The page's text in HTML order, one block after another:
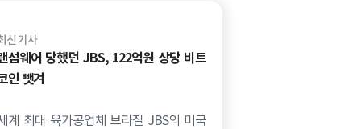
신 기사
섬웨어 당했던 JBS, 122억원 상당 비트
인 뺏겨
계 최대 육가공업체 브라질 JBS의 미국